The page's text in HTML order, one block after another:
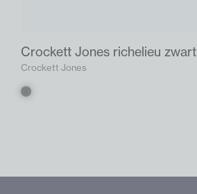
Crockett Jones richelieu zwart
Crockett Jones
Zwart